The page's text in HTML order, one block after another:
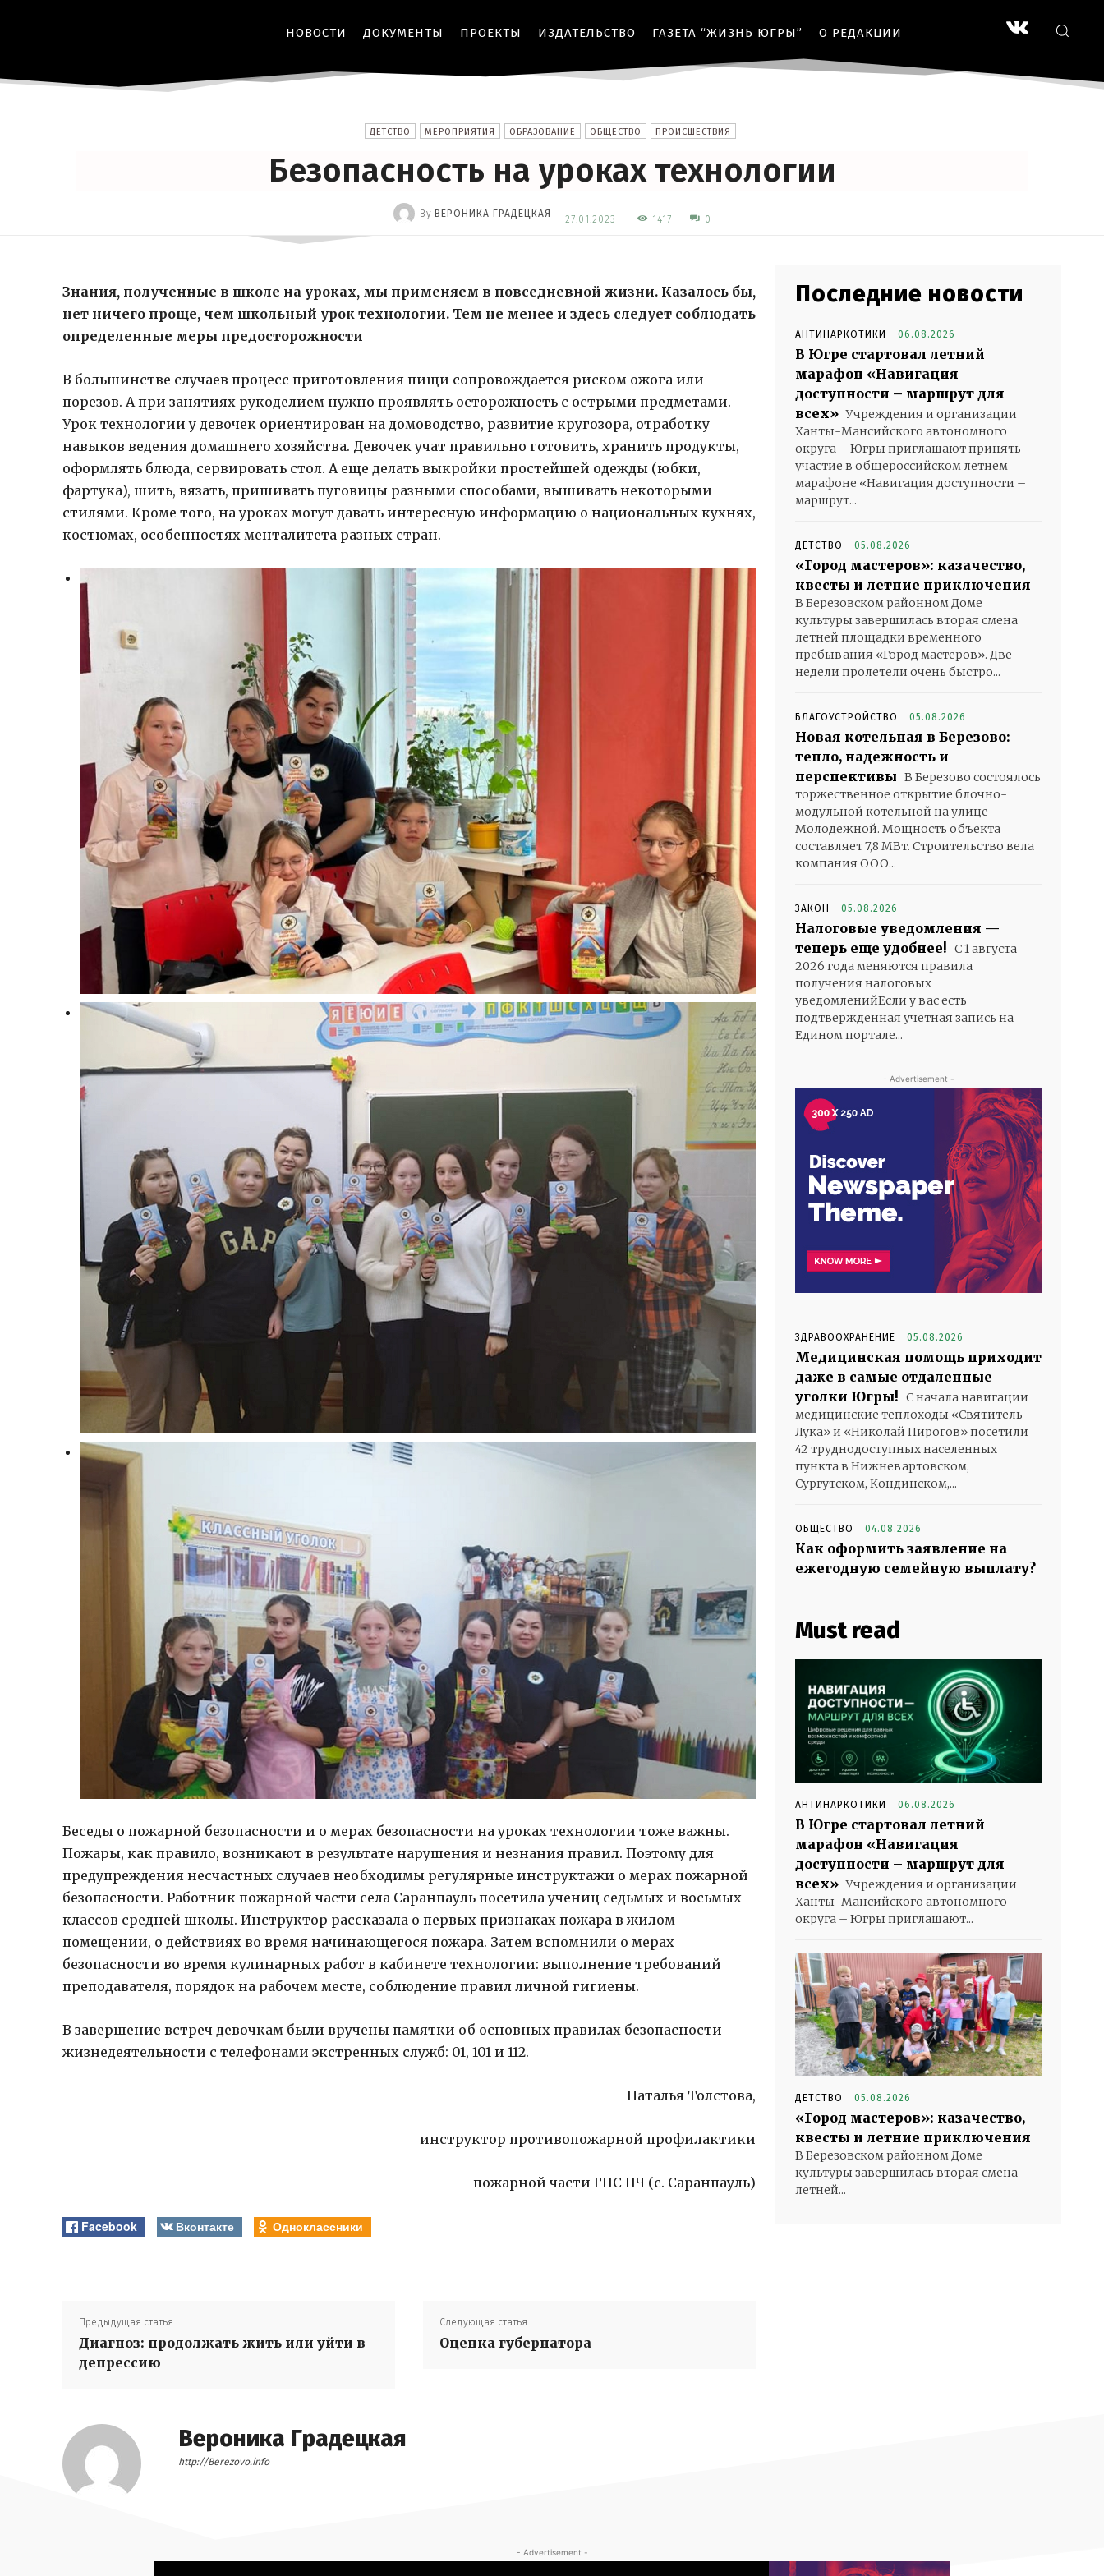
НОВОСТИ ДОКУМЕНТЫ ПРОЕКТЫ ИЗДАТЕЛЬСТВО ГАЗЕТА “ЖИЗНЬ ЮГРЫ” О РЕДАКЦИИ
ДЕТСТВО МЕРОПРИЯТИЯ ОБРАЗОВАНИЕ ОБЩЕСТВО ПРОИСШЕСТВИЯ
Безопасность на уроках технологии
By ВЕРОНИКА ГРАДЕЦКАЯ 27.01.2023 1417 0
Знания, полученные в школе на уроках, мы применяем в повседневной жизни. Казалось бы,
нет ничего проще, чем школьный урок технологии. Тем не менее и здесь следует соблюдать
определенные меры предосторожности
В большинстве случаев процесс приготовления пищи сопровождается риском ожога или
порезов. А при занятиях рукоделием нужно проявлять осторожность с острыми предметами.
Урок технологии у девочек ориентирован на домоводство, развитие кругозора, отработку
навыков ведения домашнего хозяйства. Девочек учат правильно готовить, хранить продукты,
оформлять блюда, сервировать стол. А еще делать выкройки простейшей одежды (юбки,
фартука), шить, вязать, пришивать пуговицы разными способами, вышивать некоторыми
стилями. Кроме того, на уроках могут давать интересную информацию о национальных кухнях,
костюмах, особенностях менталитета разных стран.
Беседы о пожарной безопасности и о мерах безопасности на уроках технологии тоже важны.
Пожары, как правило, возникают в результате нарушения и незнания правил. Поэтому для
предупреждения несчастных случаев необходимы регулярные инструктажи о мерах пожарной
безопасности. Работник пожарной части села Саранпауль посетила учениц седьмых и восьмых
классов средней школы. Инструктор рассказала о первых признаках пожара в жилом
помещении, о действиях во время начинающегося пожара. Затем вспомнили о мерах
безопасности во время кулинарных работ в кабинете технологии: выполнение требований
преподавателя, порядок на рабочем месте, соблюдение правил личной гигиены.
В завершение встреч девочкам были вручены памятки об основных правилах безопасности
жизнедеятельности с телефонами экстренных служб: 01, 101 и 112.
Наталья Толстова,
инструктор противопожарной профилактики
пожарной части ГПС ПЧ (с. Саранпауль)
Facebook Вконтакте Одноклассники
Предыдущая статья
Диагноз: продолжать жить или уйти в
депрессию
Следующая статья
Оценка губернатора
Вероника Градецкая
http://Berezovo.info
Последние новости
АНТИНАРКОТИКИ 06.08.2026
В Югре стартовал летний
марафон «Навигация
доступности – маршрут для
всех» Учреждения и организации
Ханты-Мансийского автономного
округа – Югры приглашают принять
участие в общероссийском летнем
марафоне «Навигация доступности –
маршрут...
ДЕТСТВО 05.08.2026
«Город мастеров»: казачество,
квесты и летние приключения
В Березовском районном Доме
культуры завершилась вторая смена
летней площадки временного
пребывания «Город мастеров». Две
недели пролетели очень быстро...
БЛАГОУСТРОЙСТВО 05.08.2026
Новая котельная в Березово:
тепло, надежность и
перспективы В Березово состоялось
торжественное открытие блочно-
модульной котельной на улице
Молодежной. Мощность объекта
составляет 7,8 МВт. Строительство вела
компания ООО...
ЗАКОН 05.08.2026
Налоговые уведомления —
теперь еще удобнее! С 1 августа
2026 года меняются правила
получения налоговых
уведомленийЕсли у вас есть
подтвержденная учетная запись на
Едином портале...
- Advertisement -
ЗДРАВООХРАНЕНИЕ 05.08.2026
Медицинская помощь приходит
даже в самые отдаленные
уголки Югры! С начала навигации
медицинские теплоходы «Святитель
Лука» и «Николай Пирогов» посетили
42 труднодоступных населенных
пункта в Нижневартовском,
Сургутском, Кондинском,...
ОБЩЕСТВО 04.08.2026
Как оформить заявление на
ежегодную семейную выплату?
Must read
АНТИНАРКОТИКИ 06.08.2026
В Югре стартовал летний
марафон «Навигация
доступности – маршрут для
всех» Учреждения и организации
Ханты-Мансийского автономного
округа – Югры приглашают...
ДЕТСТВО 05.08.2026
«Город мастеров»: казачество,
квесты и летние приключения
В Березовском районном Доме
культуры завершилась вторая смена
летней...
- Advertisement -